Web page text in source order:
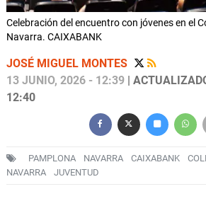
Celebración del encuentro con jóvenes en el
Navarra. CAIXABANK
JOSÉ MIGUEL MONTES
13 JUNIO, 2026 - 12:39 |
12:40
PAMPLONA NAVARRA CAIXABANK
NAVARRA
JUVENTUD